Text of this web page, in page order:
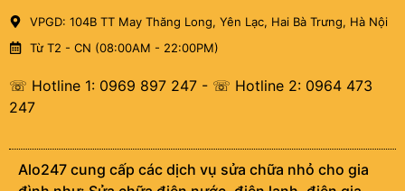
VPGD: 104B TT May Thăng Long, Yên Lạc, Hai Bà Trưng, Hà Nội
Từ T2 - CN (08:00AM - 22:00PM)
☏ Hotline 1: 0969 897 247 - ☏ Hotline 2: 0964 473
247
Alo247 cung cấp các dịch vụ sửa chữa nhỏ cho gia